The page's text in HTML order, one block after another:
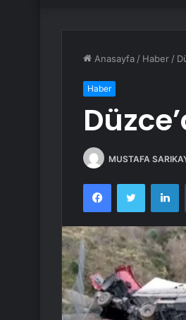
Anasayfa / Haber /
Haber
MUSTAFA
FacebookTwitter